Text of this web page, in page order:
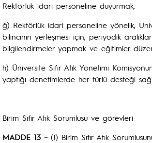
Rektörlük idari personeline duyurmak,
ğ) Rektörlük idari personeline yönelik,
bilincinin yerleşmesi için, periyodik
bilgilendirmeler yapmak ve eğitimler
h) Üniversite Sıfır Atık Yönetimi
yaptığı denetimlerde her türlü desteği
Birim Sıfır Atık Sorumlusu ve görevleri
MADDE 13 – (1) Birim Sıfır Atık